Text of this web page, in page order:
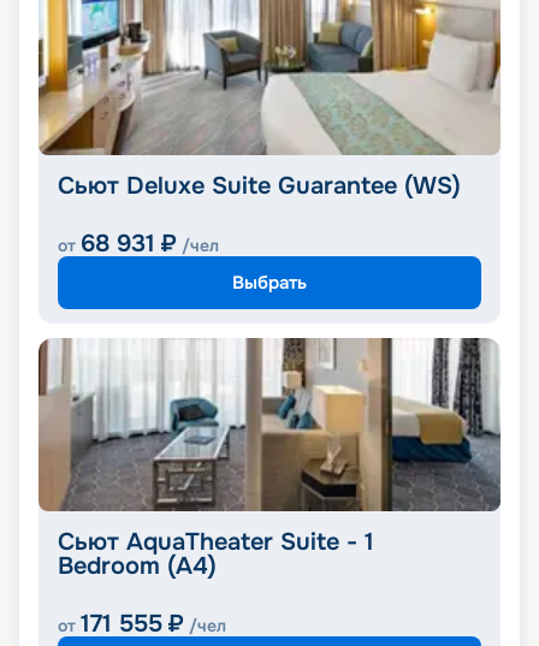
Сьют Deluxe Suite Guarantee (WS)
от 68 931 ₽ /чел
Выбрать
Сьют AquaTheater Suite - 1
Bedroom (A4)
от 171 555 ₽ /чел